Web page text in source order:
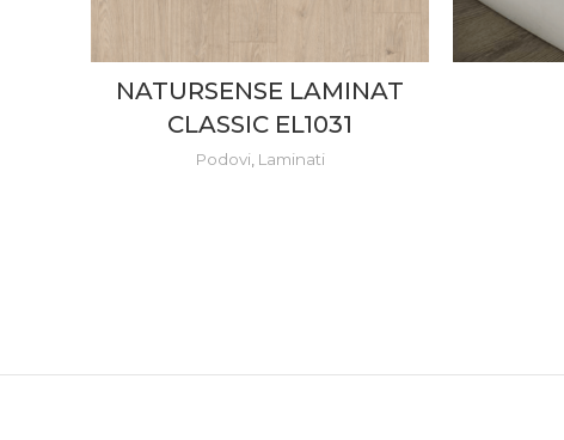
NATURSENSE LAMINAT
CLASSIC EL1031
Podovi Laminati